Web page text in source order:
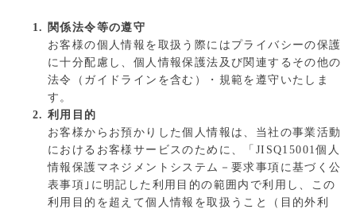
関係法令等の遵守
お客様の個人情報を取扱う際にはプライバシーの保護
に十分配慮し、個人情報保護法及び関連するその他の
法令（ガイドラインを含む）・規範を遵守いたしま
す。
利用目的
お客様からお預かりした個人情報は、当社の事業活動
におけるお客様サービスのために、「JISQ15001個人
情報保護マネジメントシステム－要求事項に基づく公
表事項｣に明記した利用目的の範囲内で利用し、この
利用目的を超えて個人情報を取扱うこと（目的外利